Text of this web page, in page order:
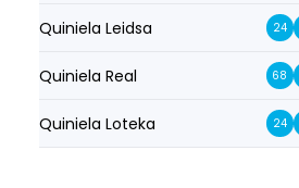
Quiniela Leidsa 24
Quiniela Real 68
Quiniela Loteka 24